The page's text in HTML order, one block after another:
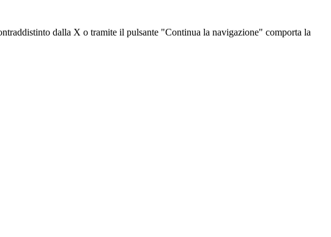
dalla X o tramite il pulsante "Continua la navigazione" comporta la